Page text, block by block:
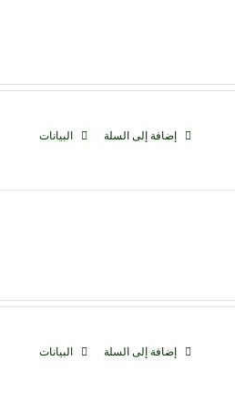
إضافة إلى السلة البيانات
إضافة إلى السلة البيانات